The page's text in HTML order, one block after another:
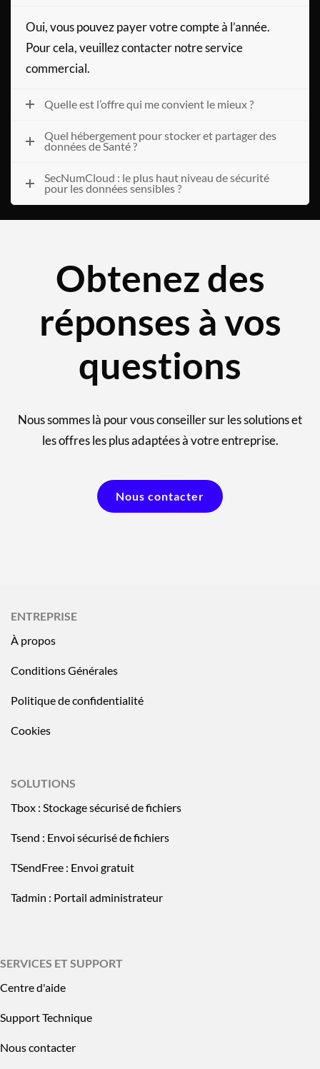
Oui, vous pouvez payer votre compte à l’année.
Pour cela, veuillez contacter notre service
commercial.
Quelle est l’offre qui me convient le mieux ?
Quel hébergement pour stocker et partager des
données de Santé ?
SecNumCloud : le plus haut niveau de sécurité
pour les données sensibles ?
Obtenez des
réponses à vos
questions
Nous sommes là pour vous conseiller sur les solutions et
les offres les plus adaptées à votre entreprise.
Nous contacter
ENTREPRISE
À propos
Conditions Générales
Politique de confidentialité
Cookies
SOLUTIONS
Tbox : Stockage sécurisé de fichiers
Tsend : Envoi sécurisé de fichiers
TSendFree : Envoi gratuit
Tadmin : Portail administrateur
SERVICES ET SUPPORT
Centre d'aide
Support Technique
Nous contacter